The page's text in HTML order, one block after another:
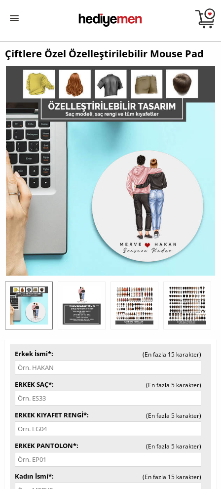
Çiftlere Özel Özelleştirilebilir Mouse Pad
Erkek İsmi* (En fazla 15 karakter)
ERKEK SAÇ* (En fazla 5 karakter)
ERKEK KIYAFET RENGİ* (En fazla 5 karakter)
ERKEK PANTOLON* (En fazla 5 karakter)
Kadın İsmi* (En fazla 15 karakter)